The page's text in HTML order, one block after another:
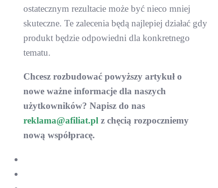
ostatecznym rezultacie może być nieco mniej
skuteczne. Te zalecenia będą najlepiej działać gdy
produkt będzie odpowiedni dla konkretnego
tematu.
Chcesz rozbudować powyższy artykuł o
nowe ważne informacje dla naszych
użytkowników? Napisz do nas
reklama@afiliat.pl z chęcią rozpoczniemy
nową współpracę.